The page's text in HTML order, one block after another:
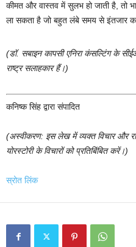
कीमत और वास्तव में सुलभ हो जाती है, तो
ला सकता है जो बहुत लंबे समय से इंतजार
(डॉ. सबाइन कापसी एनिरा कंसल्टिंग के
राष्ट्र सलाहकार हैं।)
कनिष्क सिंह द्वारा संपादित
(अस्वीकरण: इस लेख में व्यक्त विचार और
योरस्टोरी के विचारों को प्रतिबिंबित करें।)
स्रोत लिंक